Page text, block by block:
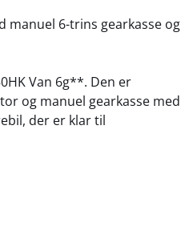
manuel 6-trins gearkasse og
Van 6g**. Den er
og manuel gearkasse med
der er klar til
13,2 km/l og udleder 241 g